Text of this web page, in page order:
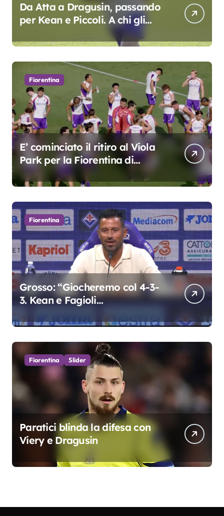
Da Atta a Dragusin, passando
per Kean e Piccoli. A chi gli
oscar del precampionato?
Fiorentina
E’ cominciato il ritiro al Viola
Park per la Fiorentina di
Grosso
Fiorentina
Grosso: “Giocheremo col 4-3-
3. Kean e Fagioli
colpo”
Fiorentina Slider
Paratici blinda la difesa con
Viery e Dragusin